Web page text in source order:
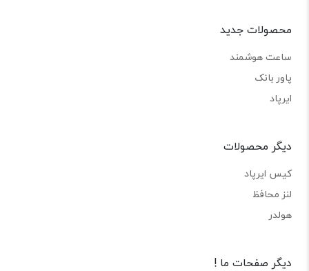
محصولات جدید
ساعت هوشمند
پاور بانک
ایرپاد
دیگر محصولات
کیس ایرپاد
لنز محافظ
هولدر
دیگر صفحات ما !